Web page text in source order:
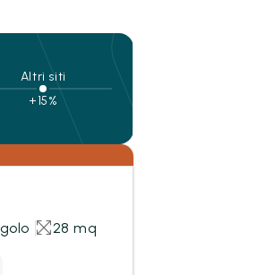
Altri siti
+15%
28 mq